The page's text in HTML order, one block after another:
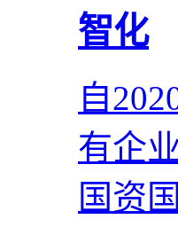
智化
自
有企
国资